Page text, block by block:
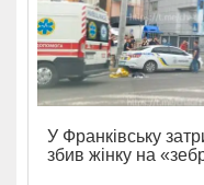
У Франківську
збив жінку на